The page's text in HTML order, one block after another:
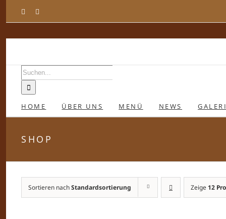
springen
Facebook
Suche
nach:
HOME ÜBER UNS MENÜ NEWS
SHOP
Sortieren nachStandardsortierung Zeige 12